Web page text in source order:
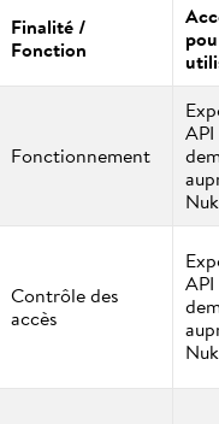
Finalité /
Fonction
Fonctionnement
Contrôle des
accès